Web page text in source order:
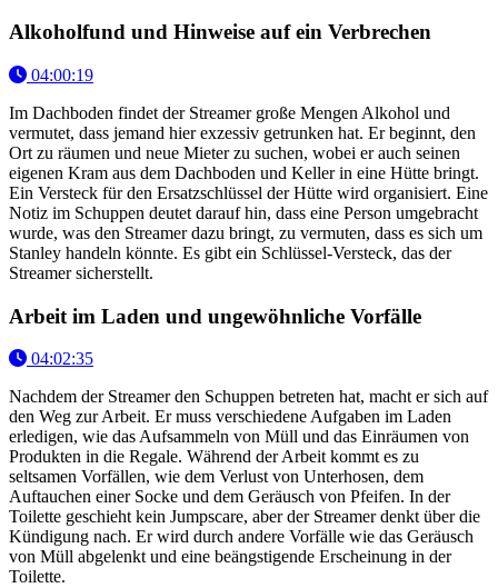
Alkoholfund und Hinweise auf ein Verbrechen
04:00:19
Im Dachboden findet der Streamer große Mengen Alkohol und
vermutet, dass jemand hier exzessiv getrunken hat. Er beginnt, den
Ort zu räumen und neue Mieter zu suchen, wobei er auch seinen
eigenen Kram aus dem Dachboden und Keller in eine Hütte bringt.
Ein Versteck für den Ersatzschlüssel der Hütte wird organisiert. Eine
Notiz im Schuppen deutet darauf hin, dass eine Person umgebracht
wurde, was den Streamer dazu bringt, zu vermuten, dass es sich um
Stanley handeln könnte. Es gibt ein Schlüssel-Versteck, das der
Streamer sicherstellt.
Arbeit im Laden und ungewöhnliche Vorfälle
04:02:35
Nachdem der Streamer den Schuppen betreten hat, macht er sich auf
den Weg zur Arbeit. Er muss verschiedene Aufgaben im Laden
erledigen, wie das Aufsammeln von Müll und das Einräumen von
Produkten in die Regale. Während der Arbeit kommt es zu
seltsamen Vorfällen, wie dem Verlust von Unterhosen, dem
Auftauchen einer Socke und dem Geräusch von Pfeifen. In der
Toilette geschieht kein Jumpscare, aber der Streamer denkt über die
Kündigung nach. Er wird durch andere Vorfälle wie das Geräusch
von Müll abgelenkt und eine beängstigende Erscheinung in der
Toilette.